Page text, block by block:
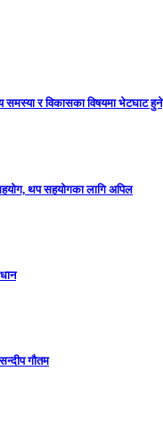
समस्या र विकासका विषयमा भेटघाट हुने
थप सहयोगका लागि अपिल
गौतम